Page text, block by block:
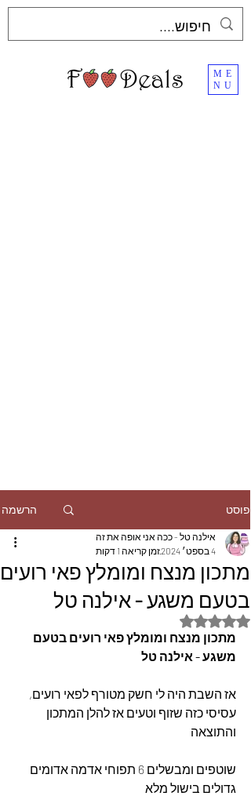
ME
NU
פוסט הרשמה
מתכון מנצח ומומלץ פאי רועים
בטעם משגע - אילנה טל
אילנה טל - ככה אני אופה את זה
4 בספט׳ 2024
זמן קריאה 1 דקות
דירוג של NaN מתוך 5 כוכבים
מתכון מנצח ומומלץ פאי רועים בטעם
משגע - אילנה טל
אז השבת היה לי חשק מטורף לפאי רועים,
עסיסי כזה שזוף וטעים אז להלן המתכון
והתוצאה
שוטפים ומבשלים 6 תפוחי אדמה אדומים
גדולים בישול מלא